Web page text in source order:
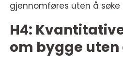
gjennomføres uten å
H4:
om bygge uten